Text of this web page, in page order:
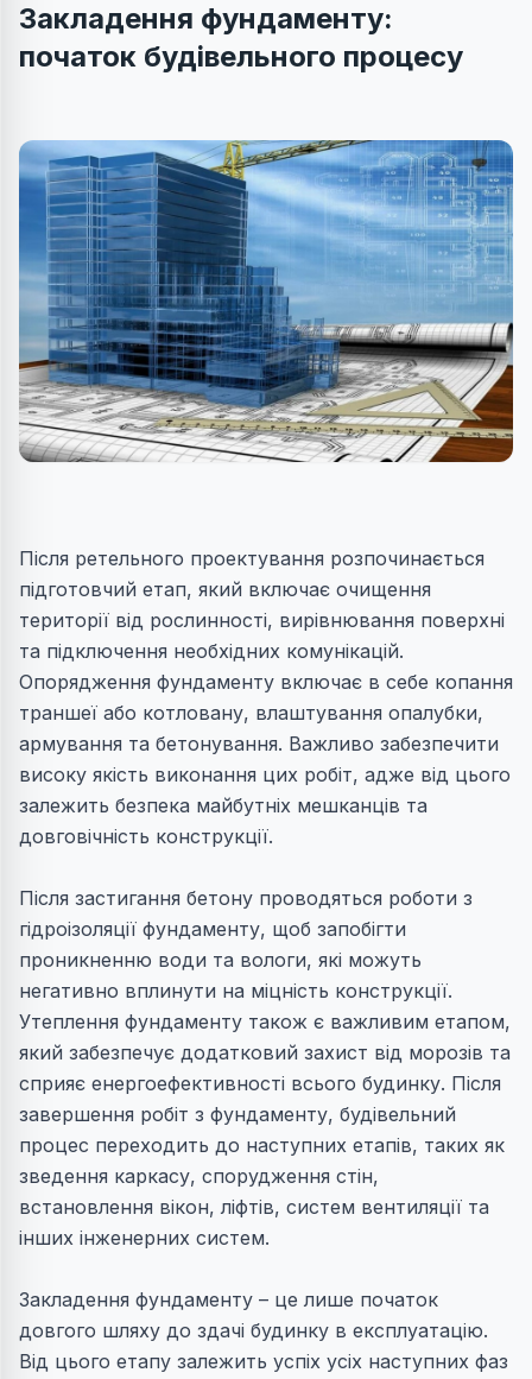
Закладення фундаменту:
початок будівельного процесу
Після ретельного проектування розпочинається
підготовчий етап, який включає очищення
території від рослинності, вирівнювання поверхні
та підключення необхідних комунікацій.
Опорядження фундаменту включає в себе копання
траншеї або котловану, влаштування опалубки,
армування та бетонування. Важливо забезпечити
високу якість виконання цих робіт, адже від цього
залежить безпека майбутніх мешканців та
довговічність конструкції.
Після застигання бетону проводяться роботи з
гідроізоляції фундаменту, щоб запобігти
проникненню води та вологи, які можуть
негативно вплинути на міцність конструкції.
Утеплення фундаменту також є важливим етапом,
який забезпечує додатковий захист від морозів та
сприяє енергоефективності всього будинку. Після
завершення робіт з фундаменту, будівельний
процес переходить до наступних етапів, таких як
зведення каркасу, спорудження стін,
встановлення вікон, ліфтів, систем вентиляції та
інших інженерних систем.
Закладення фундаменту – це лише початок
довгого шляху до здачі будинку в експлуатацію.
Від цього етапу залежить успіх усіх наступних фаз